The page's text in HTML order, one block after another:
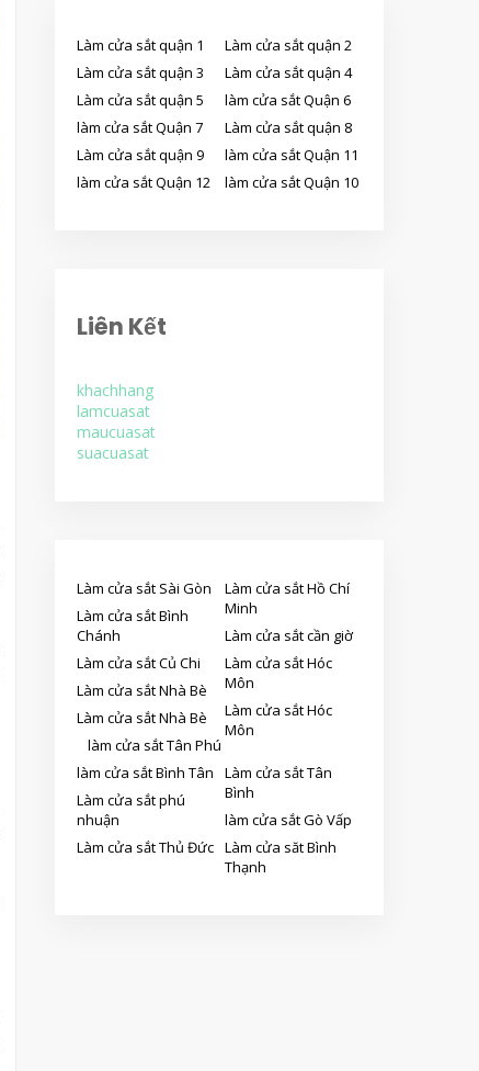
Làm cửa sắt quận 1
Làm cửa sắt quận 2
Làm cửa sắt quận 3
Làm cửa sắt quận 4
Làm cửa sắt quận 5
làm cửa sắt Quận 6
làm cửa sắt Quận 7
Làm cửa sắt quận 8
Làm cửa sắt quận 9
làm cửa sắt Quận 11
làm cửa sắt Quận 12
làm cửa sắt Quận 10
Liên Kết
khachhang
lamcuasat
maucuasat
suacuasat
Làm cửa sắt Sài Gòn
Làm cửa sắt Hồ Chí
Minh
Làm cửa sắt Bình
Chánh
Làm cửa sắt cần giờ
Làm cửa sắt Củ Chi
Làm cửa sắt Hóc
Môn
Làm cửa sắt Nhà Bè
Làm cửa sắt Hóc
Môn
Làm cửa sắt Nhà Bè
làm cửa sắt Tân Phú
làm cửa sắt Bình Tân
Làm cửa sắt Tân
Bình
Làm cửa sắt phú
nhuận
làm cửa sắt Gò Vấp
Làm cửa sắt Thủ Đức Làm cửa săt Bình
Thạnh